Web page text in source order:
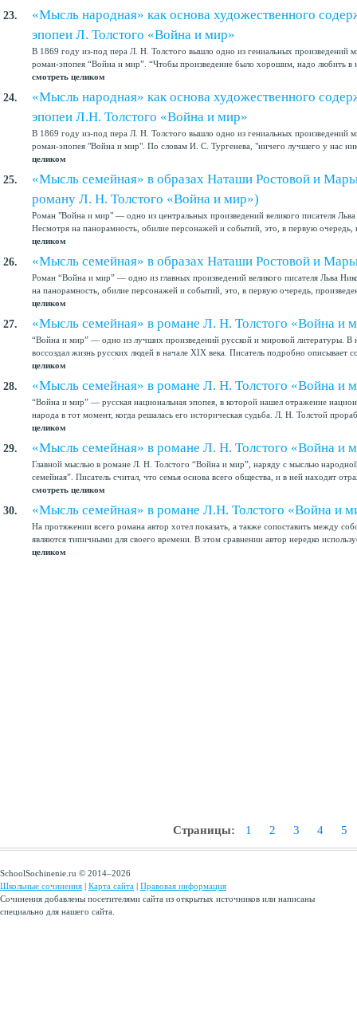
23.
«Мысль народная» как основа художественного
эпопеи Л. Толстого «Война и мир»
В 1869 году из-под пера Л. Н. Толстого вышло одно из гениальных произведений
роман-эпопея “Война и мир”. “Чтобы произведение было хорошим, надо любить в
смотреть целиком
24.
«Мысль народная» как основа художественного
эпопеи Л.Н. Толстого «Война и мир»
В 1869 году из-под пера Л. Н. Толстого вышло одно из гениальных произведений
роман-эпопея "Война и мир". По словам И. С. Тургенева, "ничего лучшего у нас
целиком
25.
«Мысль семейная» в образах Наташи Ростовой и
роману Л. Н. Толстого «Война и мир»)
Роман "Война и мир" — одно из центральных произведений великого писателя Льва
Несмотря на панорамность, обилие персонажей и событий, это, в первую очередь,
целиком
26. «Мысль семейная» в образах Наташи Ростовой и
Роман “Война и мир” — одно из главных произведений великого писателя Льва
на панорамность, обилие персонажей и событий, это, в первую очередь,
целиком
27. «Мысль семейная» в романе Л. Н. Толстого «Война и
“Война и мир” — одно из лучших произведений русской и мировой литературы. В
воссоздал жизнь русских людей в начале XIX века. Писатель подробно
целиком
28. «Мысль семейная» в романе Л. Н. Толстого «Война и
“Война и мир” — русская национальная эпопея, в которой нашел отражение
народа в тот момент, когда решалась его историческая судьба. Л. Н. Толстой
целиком
29. «Мысль семейная» в романе Л. Н. Толстого «Война и
Главной мыслью в романе Л. Н. Толстого “Война и мир”, наряду с мыслью
семейная”. Писатель считал, что семья основа всего общества, и в ней находят
смотреть целиком
30. «Мысль семейная» в романе Л.Н. Толстого «Война и
На протяжении всего романа автор хотел показать, а также сопоставить между
являются типичными для своего времени. В этом сравнении автор нередко
целиком
Страницы: 1 2 3 4 5
SchoolSochinenie.ru © 2014–2026
Школьные сочинения | Карта сайта | Правовая информация
Сочинения добавлены посетителями сайта из открытых источников или написаны
специально для нашего сайта.